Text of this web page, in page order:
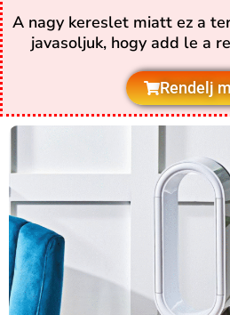
A nagy kereslet miatt ez a
javasoljuk, hogy add le a
Rendelj